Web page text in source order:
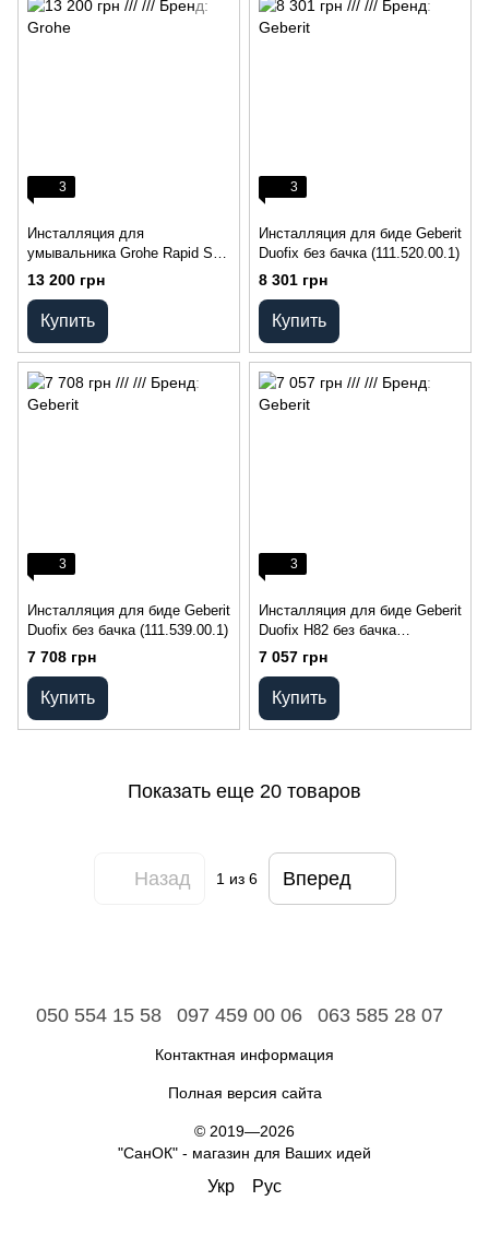
3
Инсталляция для
умывальника Grohe Rapid SL
с сифоном (38625001)
13 200 грн
Купить
3
Инсталляция для биде Geberit
Duofix без бачка (111.520.00.1)
8 301 грн
Купить
3
Инсталляция для биде Geberit
Duofix без бачка (111.539.00.1)
7 708 грн
Купить
3
Инсталляция для биде Geberit
Duofix Н82 без бачка
(111.524.00.1)
7 057 грн
Купить
Показать еще 20 товаров
Назад 1из 6 Вперед
050 554 15 58 097 459 00 06 063 585 28 07
Контактная информация
Полная версия сайта
© 2019—2026
"СанОК" - магазин для Ваших идей
Укр Рус